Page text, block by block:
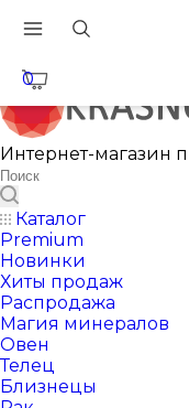
0
Интернет-магазин
Каталог
Premium
Новинки
Хиты продаж
Распродажа
Магия минералов
Овен
Телец
Близнецы